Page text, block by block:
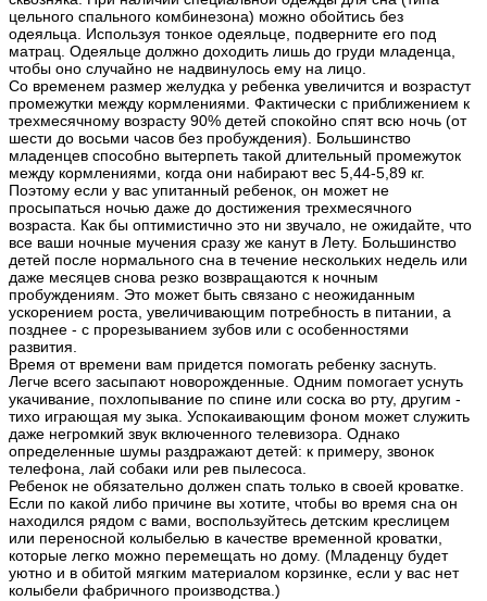
цельного спального комбинезона) можно обойтись без
одеяльца. Используя тонкое одеяльце, подверните его под
матрац. Одеяльце должно доходить лишь до груди младенца,
чтобы оно случайно не надвинулось ему на лицо.
Со временем размер желудка у ребенка увеличится и возрастут
промежутки между кормлениями. Фактически с приближением к
трехмесячному возрасту 90% детей спокойно спят всю ночь (от
шести до восьми часов без пробуждения). Большинство
младенцев способно вытерпеть такой длительный промежуток
между кормлениями, когда они набирают вес 5,44-5,89 кг.
Поэтому если у вас упитанный ребенок, он может не
просыпаться ночью даже до достижения трехмесячного
возраста. Как бы оптимистично это ни звучало, не ожидайте, что
все ваши ночные мучения сразу же канут в Лету. Большинство
детей после нормального сна в течение нескольких недель или
даже месяцев снова резко возвращаются к ночным
пробуждениям. Это может быть связано с неожиданным
ускорением роста, увеличивающим потребность в питании, а
позднее - с прорезыванием зубов или с особенностями
развития.
Время от времени вам придется помогать ребенку заснуть.
Легче всего засыпают новорожденные. Одним помогает уснуть
укачивание, похлопывание по спине или соска во рту, другим -
тихо играющая му зыка. Успокаивающим фоном может служить
даже негромкий звук включенного телевизора. Однако
определенные шумы раздражают детей: к примеру, звонок
телефона, лай собаки или рев пылесоса.
Ребенок не обязательно должен спать только в своей кроватке.
Если по какой либо причине вы хотите, чтобы во время сна он
находился рядом с вами, воспользуйтесь детским креслицем
или переносной колыбелью в качестве временной кроватки,
которые легко можно перемещать но дому. (Младенцу будет
уютно и в обитой мягким материалом корзинке, если у вас нет
колыбели фабричного производства.)